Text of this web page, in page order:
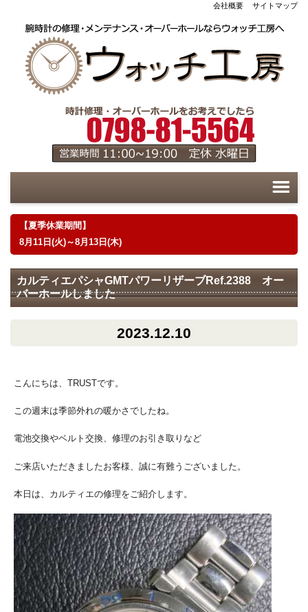
会社概要 サイトマップ
【夏季休業期間】
8月11日(火)～8月13日(木)
カルティエパシャGMTパワーリザーブRef.2388 オー
バーホールしました
2023.12.10
こんにちは、TRUSTです。
この週末は季節外れの暖かさでしたね。
電池交換やベルト交換、修理のお引き取りなど
ご来店いただきましたお客様、誠に有難うございました。
本日は、カルティエの修理をご紹介します。